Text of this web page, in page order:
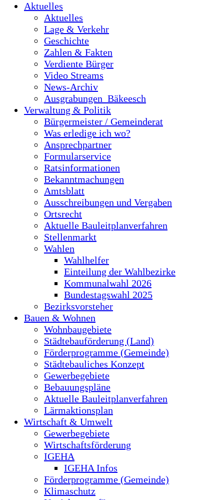
Aktuelles
Aktuelles
Lage & Verkehr
Geschichte
Zahlen & Fakten
Verdiente Bürger
Video Streams
News-Archiv
Ausgrabungen_Bäkeesch
Verwaltung & Politik
Bürgermeister / Gemeinderat
Was erledige ich wo?
Ansprechpartner
Formularservice
Ratsinformationen
Bekanntmachungen
Amtsblatt
Ausschreibungen und Vergaben
Ortsrecht
Aktuelle Bauleitplanverfahren
Stellenmarkt
Wahlen
Wahlhelfer
Einteilung der Wahlbezirke
Kommunalwahl 2026
Bundestagswahl 2025
Bezirksvorsteher
Bauen & Wohnen
Wohnbaugebiete
Städtebauförderung (Land)
Förderprogramme (Gemeinde)
Städtebauliches Konzept
Gewerbegebiete
Bebauungspläne
Aktuelle Bauleitplanverfahren
Lärmaktionsplan
Wirtschaft & Umwelt
Gewerbegebiete
Wirtschaftsförderung
IGEHA
IGEHA Infos
Förderprogramme (Gemeinde)
Klimaschutz